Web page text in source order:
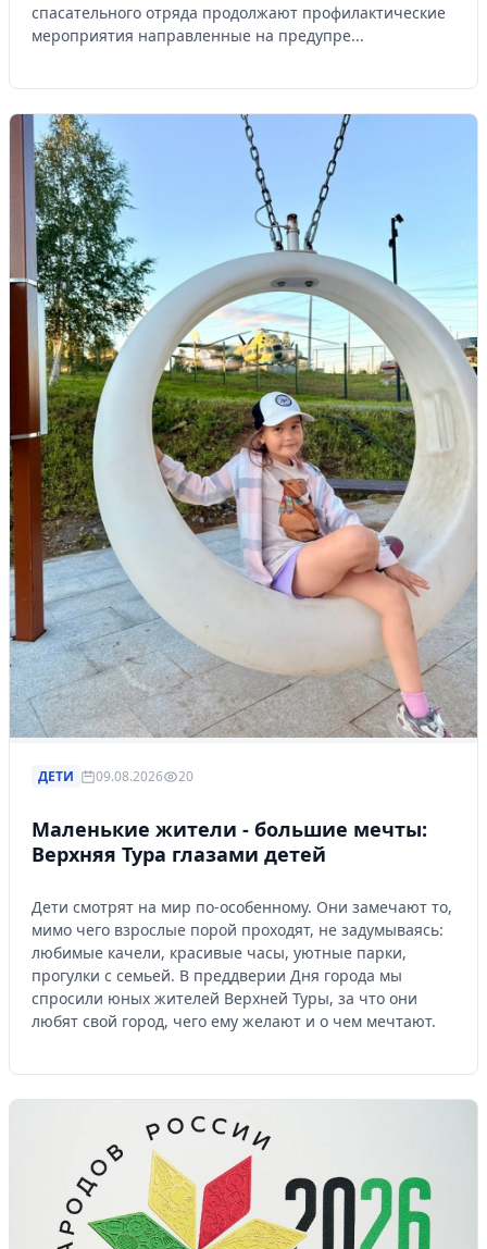
спасательного отряда продолжают профилактические
мероприятия направленные на предупре...
ДЕТИ 09.08.2026 20
Маленькие жители - большие мечты:
Верхняя Тура глазами детей
Дети смотрят на мир по-особенному. Они замечают то,
мимо чего взрослые порой проходят, не задумываясь:
любимые качели, красивые часы, уютные парки,
прогулки с семьей. В преддверии Дня города мы
спросили юных жителей Верхней Туры, за что они
любят свой город, чего ему желают и о чем мечтают.